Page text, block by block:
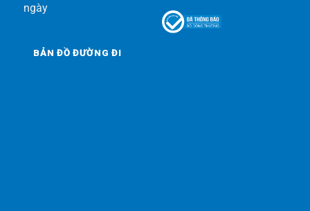
ngày
BẢN ĐỒ ĐƯỜNG ĐI